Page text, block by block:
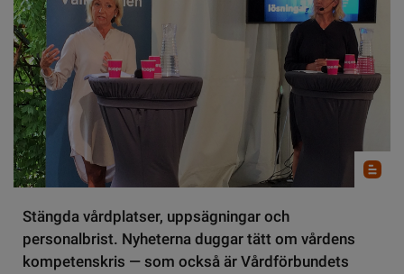
Stängda vårdplatser, uppsägningar och
personalbrist. Nyheterna duggar tätt om vårdens
kompetenskris — som också är Vårdförbundets